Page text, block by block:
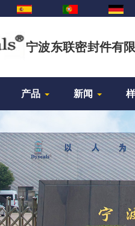
宁波东联密封件有
产品 新闻